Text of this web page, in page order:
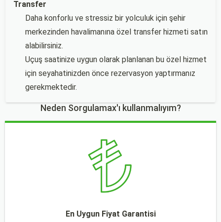
Transfer
Daha konforlu ve stressiz bir yolculuk için şehir
merkezinden havalimanına özel transfer hizmeti satın
alabilirsiniz.
Uçuş saatinize uygun olarak planlanan bu özel hizmet
için seyahatinizden önce rezervasyon yaptırmanız
gerekmektedir.
Neden Sorgulamax'ı kullanmalıyım?
En Uygun Fiyat Garantisi